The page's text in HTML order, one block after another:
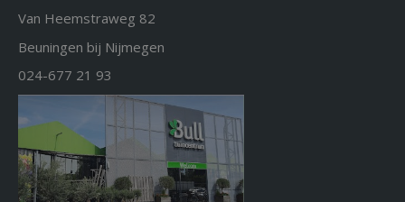
Van Heemstraweg 82
Beuningen bij Nijmegen
024-677 21 93